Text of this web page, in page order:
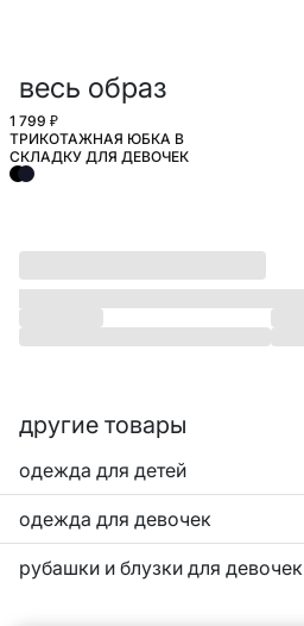
весь образ
ШКОЛА
1 799 ₽
ТРИКОТАЖНАЯ ЮБКА В
СКЛАДКУ ДЛЯ ДЕВОЧЕК
другие товары
одежда для детей
одежда для девочек
рубашки и блузки для девочек